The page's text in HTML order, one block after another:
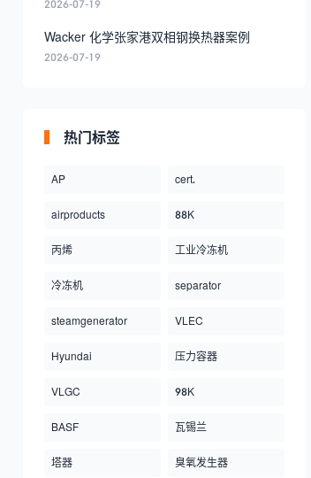
2026-07-19
Wacker 化学张家港双相钢换热器案例
2026-07-19
热门标签
AP cert.
airproducts 88K
丙烯 工业冷冻机
冷冻机 separator
steamgenerator VLEC
Hyundai 压力容器
VLGC 98K
BASF 瓦锡兰
塔器 臭氧发生器